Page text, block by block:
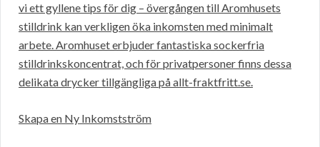
vi ett gyllene tips för dig – övergången till Aromhusets
stilldrink kan verkligen öka inkomsten med minimalt
arbete. Aromhuset erbjuder fantastiska sockerfria
stilldrinkskoncentrat, och för privatpersoner finns dessa
delikata drycker tillgängliga på allt-fraktfritt.se.
Skapa en Ny Inkomstström